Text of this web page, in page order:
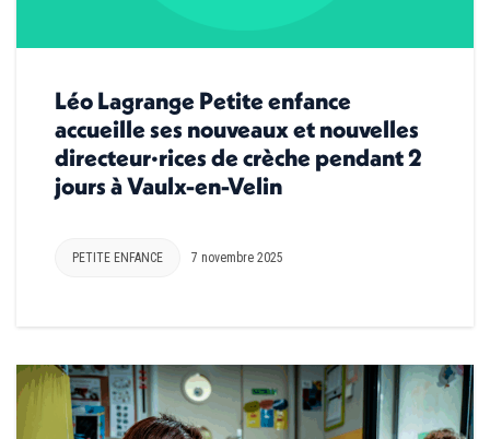
Léo Lagrange Petite enfance
accueille ses nouveaux et nouvelles
directeur·rices de crèche pendant 2
jours à Vaulx-en-Velin
PETITE ENFANCE 7 novembre 2025